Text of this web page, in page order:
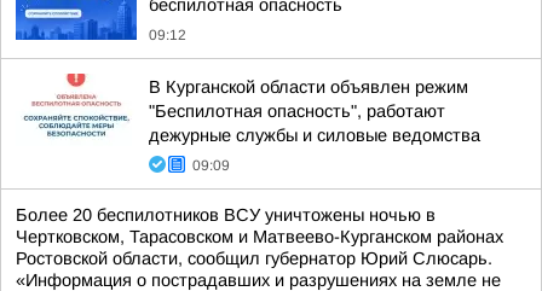
беспилотная опасность
09:12
В Курганской области объявлен режим
"Беспилотная опасность", работают
дежурные службы и силовые ведомства
09:09
Более 20 беспилотников ВСУ уничтожены ночью в
Чертковском, Тарасовском и Матвеево-Курганском районах
Ростовской области, сообщил губернатор Юрий Слюсарь.
«Информация о пострадавших и разрушениях на земле не